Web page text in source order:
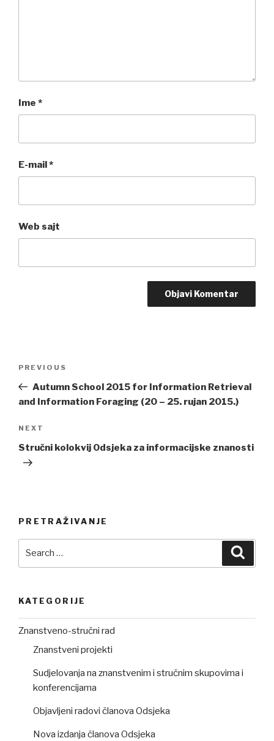
Ime *
E-mail*
Web sajt
Previous
Post
PREVIOUS
Autumn School 2015 for Information Retrieval
and Information Foraging (20 – 25. rujan 2015.)
Next
Post
NEXT
Stručni kolokvij Odsjeka za informacijske znanosti
PRETRAŽIVANJE
KATEGORIJE
Znanstveno-stručni rad
Znanstveni projekti
Sudjelovanja na znanstvenim i stručnim skupovima i
konferencijama
Objavljeni radovi članova Odsjeka
Nova izdanja članova Odsjeka